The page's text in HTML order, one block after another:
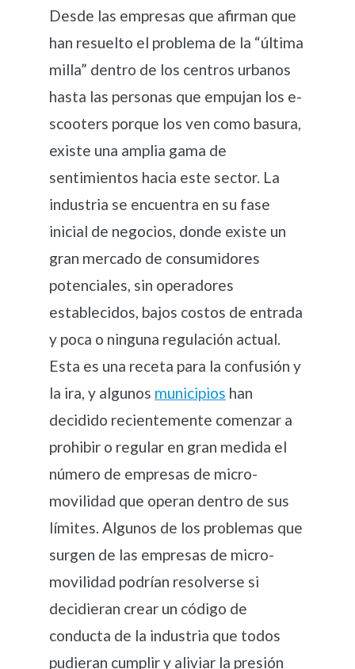
Desde las empresas que afirman que
han resuelto el problema de la “última
milla” dentro de los centros urbanos
hasta las personas que empujan los e-
scooters porque los ven como basura,
existe una amplia gama de
sentimientos hacia este sector. La
industria se encuentra en su fase
inicial de negocios, donde existe un
gran mercado de consumidores
potenciales, sin operadores
establecidos, bajos costos de entrada
y poca o ninguna regulación actual.
Esta es una receta para la confusión y
la ira, y algunos municipios han
decidido recientemente comenzar a
prohibir o regular en gran medida el
número de empresas de micro-
movilidad que operan dentro de sus
límites. Algunos de los problemas que
surgen de las empresas de micro-
movilidad podrían resolverse si
decidieran crear un código de
conducta de la industria que todos
pudieran cumplir y aliviar la presión